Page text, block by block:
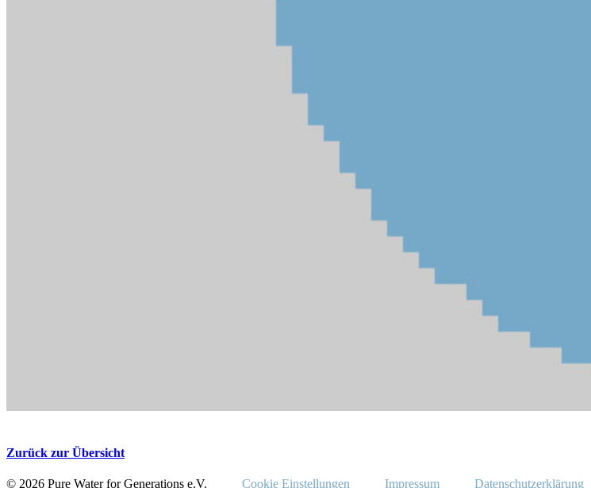
Zurück zur Übersicht
© 2026 Pure Water for Generations e.V. Cookie Einstellungen Impressum Datenschutzerklärung